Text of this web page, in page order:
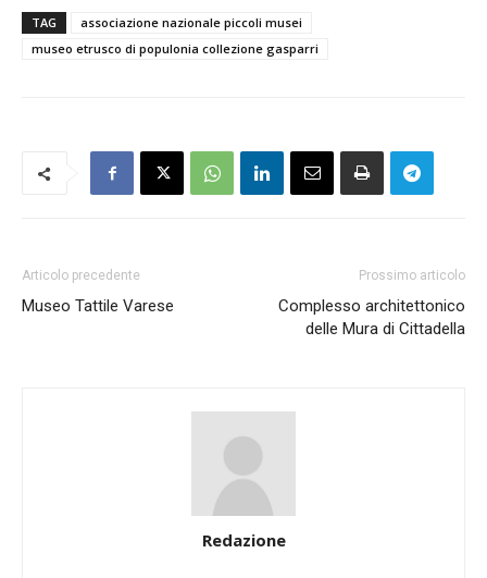
TAG
associazione nazionale piccoli musei
museo etrusco di populonia collezione gasparri
Articolo precedente
Museo Tattile Varese
Prossimo articolo
Complesso architettonico
delle Mura di Cittadella
Redazione